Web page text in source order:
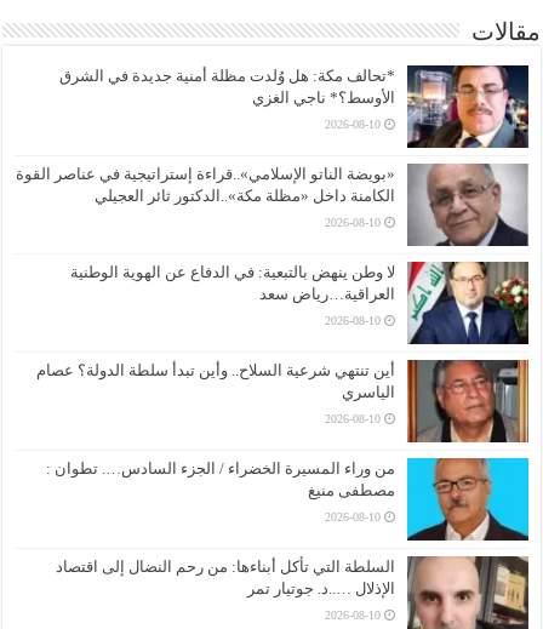
مقالات
*تحالف مكة: هل وُلدت مظلة أمنية جديدة في الشرق
الأوسط؟* ناجي الغزي
2026-08-10
«بويضة الناتو الإسلامي»..قراءة إستراتيجية في عناصر القوة
الكامنة داخل «مظلة مكة»..الدكتور ثائر العجيلي
2026-08-10
لا وطن ينهض بالتبعية: في الدفاع عن الهوية الوطنية
العراقية…رياض سعد
2026-08-10
أين تنتهي شرعية السلاح.. وأين تبدأ سلطة الدولة؟ عصام
الياسري
2026-08-10
من وراء المسيرة الخضراء / الجزء السادس…. تطوان :
مصطفى منيغ
2026-08-10
السلطة التي تأكل أبناءها: من رحم النضال إلى اقتصاد
الإذلال …..د. جوتيار تمر
2026-08-10